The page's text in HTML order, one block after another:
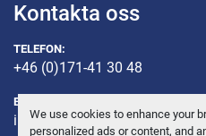
We use cookies to enhance your
personalized ads or content, and
Kontakta oss
TELEFON:
+46 (0)171-41 30 48
info@andersbrolin.se